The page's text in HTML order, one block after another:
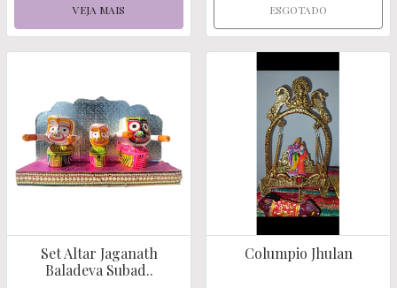
VEJA MAIS ESGOTADO
Set Altar Jaganath
Baladeva Subad..
Columpio Jhulan